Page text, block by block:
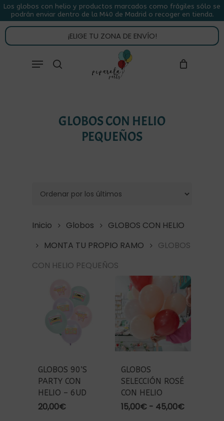
Skip
to
main
content
Los globos con helio y productos marcados como frágiles sólo se
podrán enviar dentro de la M40 de Madrid o recoger en tienda.
¡ELIGE TU ZONA DE ENVÍO!
Menu
CARRITO CLOSE
CART
GLOBOS CON HELIO
PEQUEÑOS
Inicio Globos
GLOBOS CON HELIO
MONTA TU PROPIO RAMO
GLOBOS
CON HELIO PEQUEÑOS
GLOBOS 90’S
PARTY CON
HELIO – 6UD
20,00€
GLOBOS
SELECCIÓN ROSÉ
CON HELIO
15,00€ - 45,00€Rango
Menu